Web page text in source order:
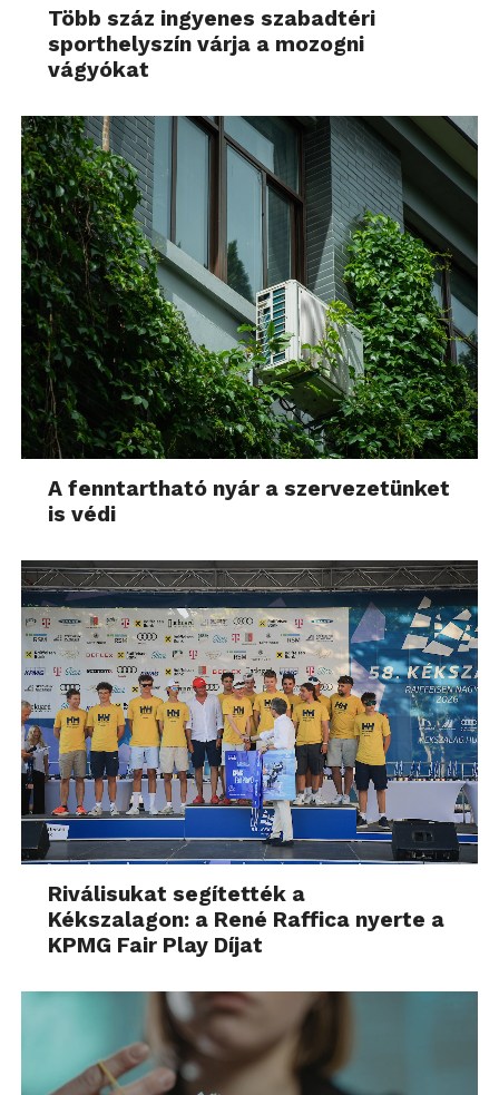
Több száz ingyenes szabadtéri
sporthelyszín várja a mozogni
vágyókat
A fenntartható nyár a szervezetünket
is védi
Riválisukat segítették a
Kékszalagon: a René Raffica nyerte a
KPMG Fair Play Díjat